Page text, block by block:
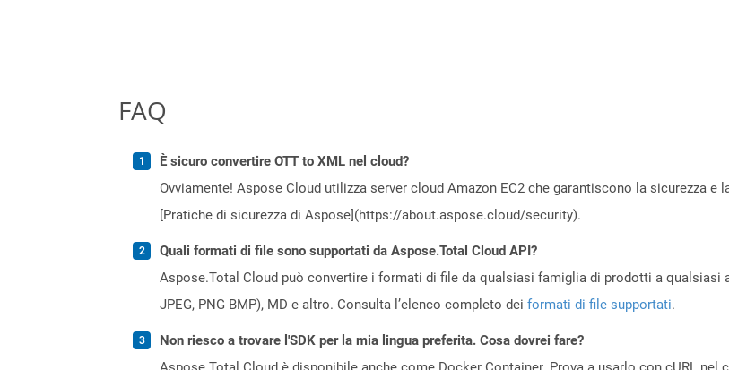
FAQ
È sicuro convertire OTT to XML nel cloud?
Ovviamente! Aspose Cloud utilizza server cloud Amazon EC2 che garantiscono la sicurezza
[Pratiche di sicurezza di Aspose](https://about.aspose.cloud/security).
Quali formati di file sono supportati da Aspose.Total Cloud API?
Aspose.Total Cloud può convertire i formati di file da qualsiasi famiglia di prodotti a qualsiasi
JPEG, PNG BMP), MD e altro. Consulta l’elenco completo dei formati di file supportati.
Non riesco a trovare l'SDK per la mia lingua preferita. Cosa dovrei fare?